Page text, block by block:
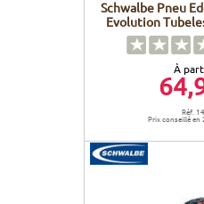
Schwalbe Pneu
Evolution
À
Réf.
Prix conseillé